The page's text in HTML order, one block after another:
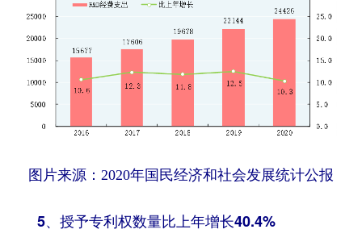
图片来源：2020年国民经济和社会发展统计公报
5、授予专利权数量比上年增长40.4%